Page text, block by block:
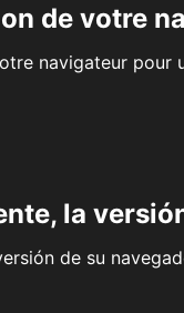
de votre
navigateur
la
de su